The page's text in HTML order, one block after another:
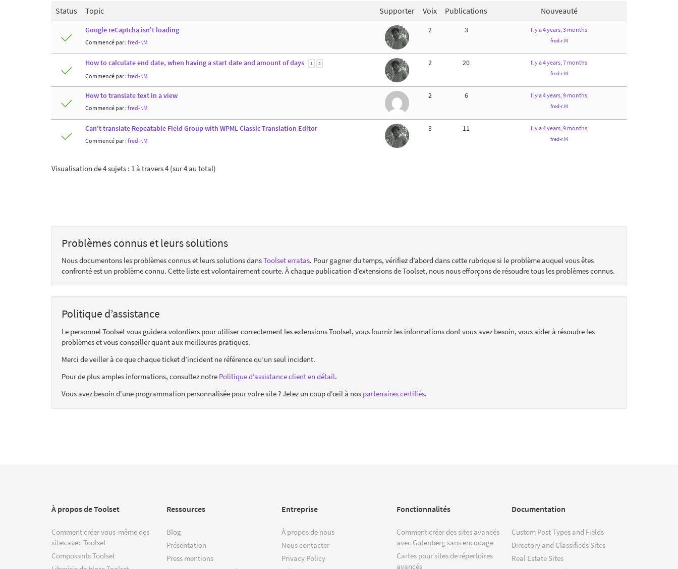
Status Topic Supporter Voix Publications Nouveauté
Google reCaptcha isn't loading
Commencé par : fred-r.M
2 3 Il y a 4 years, 3 months
fred-r.M
How to calculate end date, when having a start date and amount of days 1 2
Commencé par : fred-r.M
2 20 Il y a 4 years, 7 months
fred-r.M
How to translate text in a view
Commencé par : fred-r.M
2 6 Il y a 4 years, 9 months
fred-r.M
Can't translate Repeatable Field Group with WPML Classic Translation Editor
Commencé par : fred-r.M
3 11 Il y a 4 years, 9 months
fred-r.M
Visualisation de 4 sujets : 1 à travers 4 (sur 4 au total)
Problèmes connus et leurs solutions
Nous documentons les problèmes connus et leurs solutions dansToolset erratas. Pour gagner du temps, vérifiez d’abord dans cette rubrique si le problème auquel vous êtes
confronté est un problème connu. Cette liste est volontairement courte. À chaque publication d’extensions de Toolset, nous nous efforçons de résoudre tous les problèmes connus.
Politique d’assistance
Le personnel Toolset vous guidera volontiers pour utiliser correctement les extensions Toolset, vous fournir les informations dont vous avez besoin, vous aider à résoudre les
problèmes et vous conseiller quant aux meilleures pratiques.
Merci de veiller à ce que chaque ticket d’incident ne référence qu’un seul incident.
Pour de plus amples informations, consultez notre Politique d’assistance client en détail.
Vous avez besoin d’une programmation personnalisée pour votre site ? Jetez un coup d’œil à nos partenaires certifiés.
À propos de Toolset
Comment créer vous-même des
sites avec Toolset
Composants Toolset
Ressources
Blog
Présentation
Press mentions
Entreprise
À propos de nous
Nous contacter
Privacy Policy
Fonctionnalités
Comment créer des sites avancés
avec Gutenberg sans encodage
Cartes pour sites de répertoires
avancés
Documentation
Custom Post Types and Fields
Directory and Classifieds Sites
Real Estate Sites